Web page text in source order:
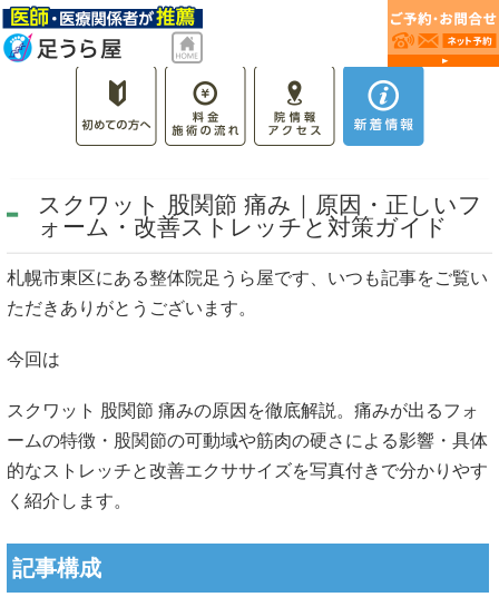
スクワット 股関節 痛み｜原因・正しいフ
ォーム・改善ストレッチと対策ガイド
札幌市東区にある整体院足うら屋です、いつも記事をご覧い
ただきありがとうございます。
今回は
スクワット 股関節 痛みの原因を徹底解説。痛みが出るフォ
ームの特徴・股関節の可動域や筋肉の硬さによる影響・具体
的なストレッチと改善エクササイズを写真付きで分かりやす
く紹介します。
記事構成